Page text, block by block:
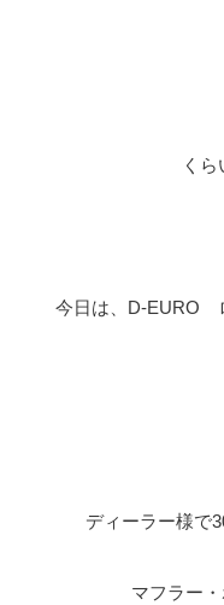
く
今日は、D-EURO
ディーラー様で
マフラー